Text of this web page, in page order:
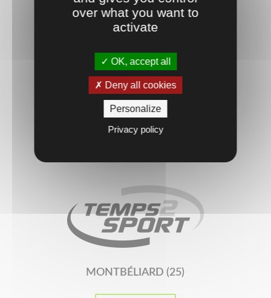
RICHWILLER (68)
Découvrir
MONTBÉLIARD (25)
over what you want to
activate
OK, accept all
Deny all cookies
Personalize
Privacy policy